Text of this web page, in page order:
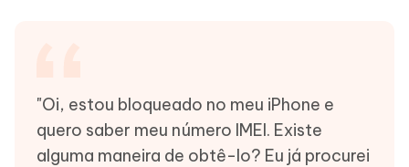
"Oi, estou bloqueado no meu iPhone e
quero saber meu número IMEI. Existe
alguma maneira de obtê-lo? Eu já procurei